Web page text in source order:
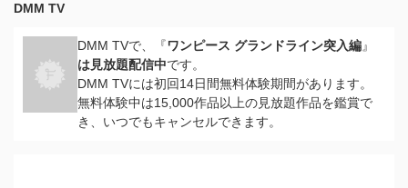
DMM TV
DMM TVで、『ワンピース グランドライン突入編』
は見放題配信中です。
DMM TVには初回14日間無料体験期間があります。
無料体験中は15,000作品以上の見放題作品を鑑賞で
き、いつでもキャンセルできます。